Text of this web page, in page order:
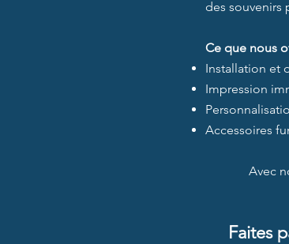
des souvenirs
Ce que nous
Installation et
Impression
Accessoires
Avec
Faites